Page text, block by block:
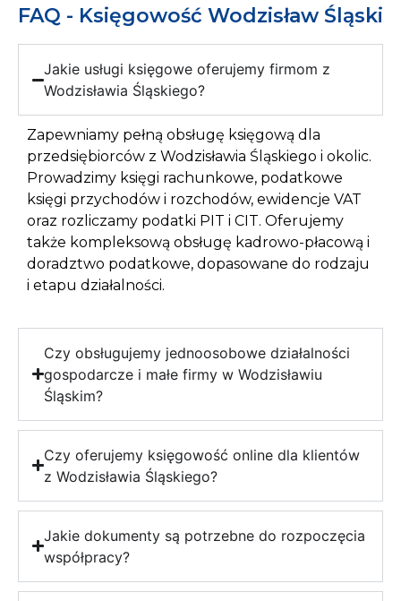
FAQ - Księgowość Wodzisław Śląski
Jakie usługi księgowe oferujemy firmom z
Wodzisławia Śląskiego?
Zapewniamy pełną obsługę księgową dla
przedsiębiorców z Wodzisławia Śląskiego i okolic.
Prowadzimy księgi rachunkowe, podatkowe
księgi przychodów i rozchodów, ewidencje VAT
oraz rozliczamy podatki PIT i CIT. Oferujemy
także kompleksową obsługę kadrowo-płacową i
doradztwo podatkowe, dopasowane do rodzaju
i etapu działalności.
Czy obsługujemy jednoosobowe działalności
gospodarcze i małe firmy w Wodzisławiu
Śląskim?
Czy oferujemy księgowość online dla klientów
z Wodzisławia Śląskiego?
Jakie dokumenty są potrzebne do rozpoczęcia
współpracy?